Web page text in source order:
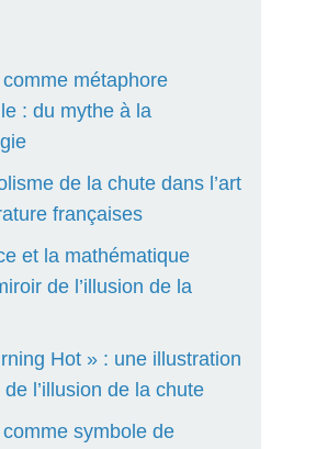
métaphore
: du mythe à la
de la chute dans l’art
françaises
et la mathématique
de l’illusion de la
Hot » : une illustration
l’illusion de la chute
symbole de